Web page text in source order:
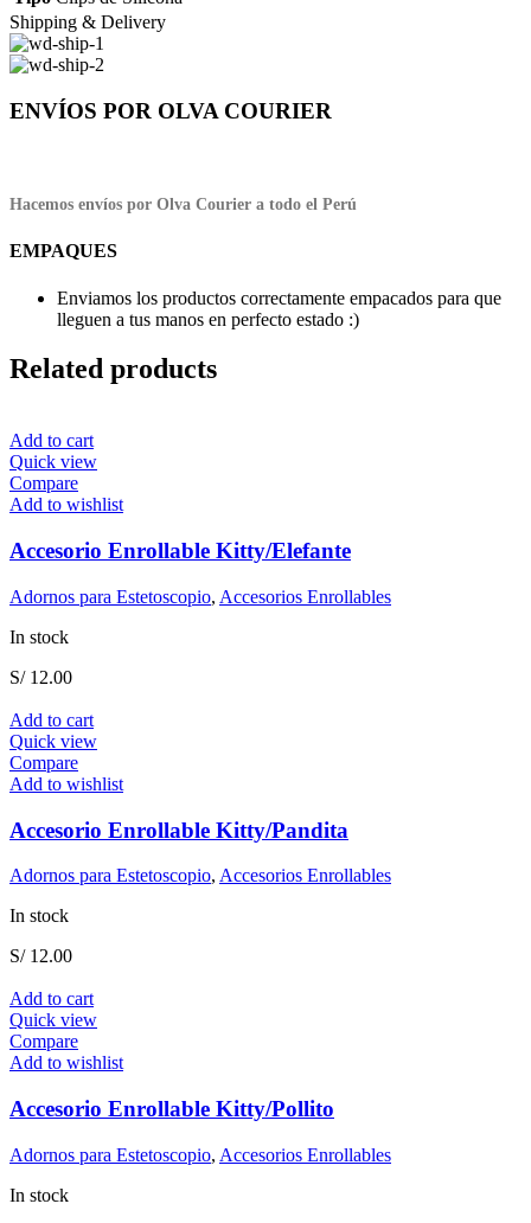
Shipping & Delivery
ENVÍOS POR OLVA COURIER
Hacemos envíos por Olva Courier a todo el Perú
EMPAQUES
Enviamos los productos correctamente empacados para que
lleguen a tus manos en perfecto estado :)
Related products
Add to cart
Quick view
Compare
Add to wishlist
Accesorio Enrollable Kitty/Elefante
Adornos para Estetoscopio, Accesorios Enrollables
In stock
S/12.00
Add to cart
Quick view
Compare
Add to wishlist
Accesorio Enrollable Kitty/Pandita
Adornos para Estetoscopio, Accesorios Enrollables
In stock
S/12.00
Add to cart
Quick view
Compare
Add to wishlist
Accesorio Enrollable Kitty/Pollito
Adornos para Estetoscopio, Accesorios Enrollables
In stock